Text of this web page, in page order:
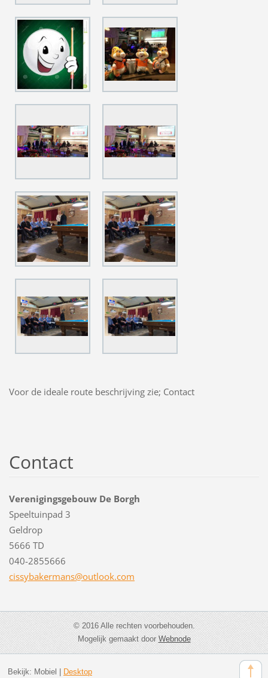
Voor de ideale route beschrijving zie; Contact
Contact
Verenigingsgebouw De Borgh
Speeltuinpad 3
Geldrop
5666 TD
040-2855666
cissybakermans@outlook.com
© 2016 Alle rechten voorbehouden.
Mogelijk gemaakt doorWebnode
Bekijk: Mobiel Desktop